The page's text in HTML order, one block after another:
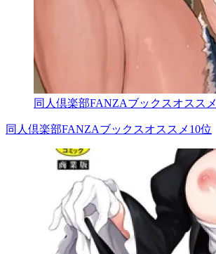
同人倶楽部FANZAブックスオススメ
同人倶楽部FANZAブックスオススメ10位